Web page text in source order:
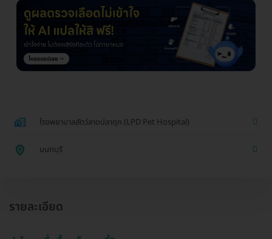
โรงพยาบาลสัตว์ลาดปลาดุก (LPD Pet Hospital)
นนทบุรี
รายละเอียด